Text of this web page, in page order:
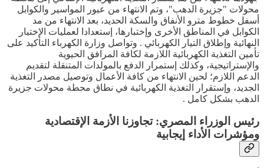
محولات "جزيرة الدهب"، وتم الانتهاء من عبور المواسير والكوابل
أسفل خطوط مترو الأنفاق والسكة الحديد، بعد الانتهاء من مد
الكوابل في المناطق الأخرى وإختبارها، إستعدادا لعمليات الإختبار
النهائية وإطلاق التيار الكهربائي . وتواصل وزارة الكهرباء التأكيد على
تأمين التغذية الكهربائية اللازمة لكافة المرافق الحيوية
والإستراتيجية، وكذلك إستمرار الدفع بالمولدات المتنقلة لتقديم
الدعم اللازم؛ لحين الانتهاء من كافة الأعمال وتوصيل مصدر التغذية
الجديد، وإستقرار التغذية الكهربائية في نطاق محطة محولات جزيرة
الدهب بشكل كامل .
رئيس الوزراء المصري: تجاوزنا الأزمة الإقتصادية
ومؤشرات الأداء إيجابية